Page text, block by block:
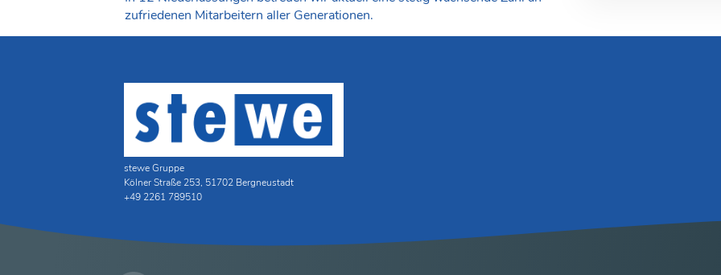
zufriedenen Mitarbeitern aller Generationen.
stewe Gruppe
Kölner Straße 253, 51702 Bergneustadt
+49 2261 789510